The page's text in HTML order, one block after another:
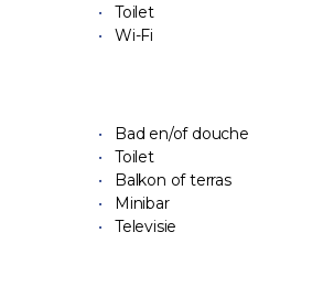
Toilet
Wi-Fi
Bad en/of douche
Toilet
Balkon of terras
Minibar
Televisie